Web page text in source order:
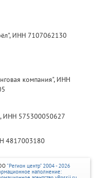
ИНН 7107062130
компания", ИНН
ИНН 575300050627
4817003180
"Регион центр" 2004 - 2026
наполнение: